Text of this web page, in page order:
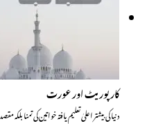
کارپوریٹ اور عورت
دنیا کی بیشتر اعلیٰ تعلیم یافتہ خواتین کی تمنا